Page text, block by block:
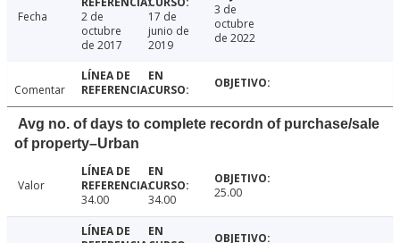
Fecha
2 de
octubre
de 2017
17 de
junio de
2019
3 de
octubre
de 2022
Comentar
Avg no. of days to complete recordn of purchase/sale
of property–Urban
Valor
34.00
34.00 25.00